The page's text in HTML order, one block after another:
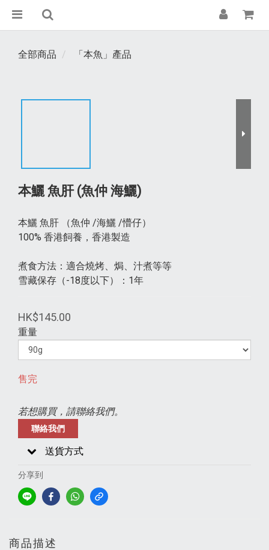
全部商品 「本魚」產品
本鱺 魚肝 (魚仲 海鱺)
本鱺 魚肝 （魚仲 /海鱺 /懵仔）
100% 香港飼養，香港製造
煮食方法：適合燒烤、焗、汁煮等等
雪藏保存（-18度以下）：1年
HK$145.00
重量
售完
若想購買，請聯絡我們。
聯絡我們
送貨方式
分享到
商品描述